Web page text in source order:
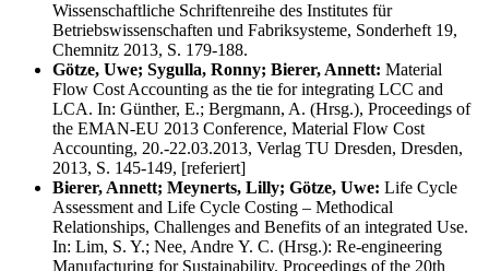
Wissenschaftliche Schriftenreihe des Institutes für
Betriebswissenschaften und Fabriksysteme, Sonderheft 19,
Chemnitz 2013, S. 179-188.
Götze, Uwe; Sygulla, Ronny; Bierer, Annett: Material
Flow Cost Accounting as the tie for integrating LCC and
LCA. In: Günther, E.; Bergmann, A. (Hrsg.), Proceedings of
the EMAN-EU 2013 Conference, Material Flow Cost
Accounting, 20.-22.03.2013, Verlag TU Dresden, Dresden,
2013, S. 145-149, [referiert]
Bierer, Annett; Meynerts, Lilly; Götze, Uwe: Life Cycle
Assessment and Life Cycle Costing – Methodical
Relationships, Challenges and Benefits of an integrated Use.
In: Lim, S. Y.; Nee, Andre Y. C. (Hrsg.): Re-engineering
Manufacturing for Sustainability. Proceedings of the 20th